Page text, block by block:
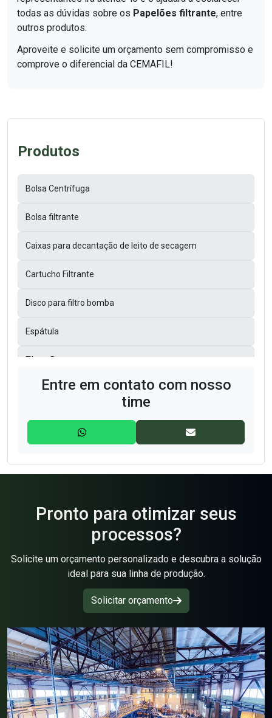
todas as dúvidas sobre os Papelões filtrante, entre
outros produtos.
Aproveite e solicite um orçamento sem compromisso e
comprove o diferencial da CEMAFIL!
Produtos
Bolsa Centrífuga
Bolsa filtrante
Caixas para decantação de leito de secagem
Cartucho Filtrante
Disco para filtro bomba
Espátula
Filtros Bag
Filtros Bolsas
Filtros GAF
Filtros Prensa
Lona para Filtros Prensa
Manga Coletora de Pó
Mangas filtrante
Papéis mata borrão
Papel 180 Gramas
Papel 250 Gramas
Entre em contato com nosso
time
Pronto para otimizar seus
processos?
Solicite um orçamento personalizado e descubra a solução
ideal para sua linha de produção.
Solicitar orçamento